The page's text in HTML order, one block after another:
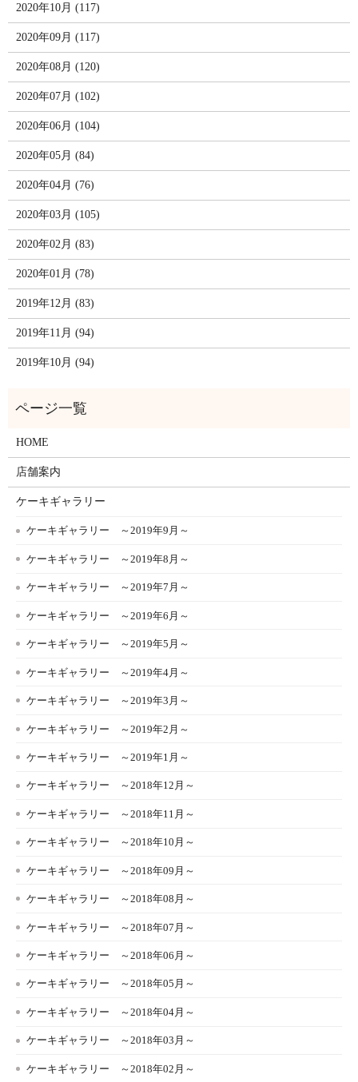
2020年10月 (117)
2020年09月 (117)
2020年08月 (120)
2020年07月 (102)
2020年06月 (104)
2020年05月 (84)
2020年04月 (76)
2020年03月 (105)
2020年02月 (83)
2020年01月 (78)
2019年12月 (83)
2019年11月 (94)
2019年10月 (94)
HOME
店舗案内
ケーキギャラリー
ケーキギャラリー ～2019年9月～
ケーキギャラリー ～2019年8月～
ケーキギャラリー ～2019年7月～
ケーキギャラリー ～2019年6月～
ケーキギャラリー ～2019年5月～
ケーキギャラリー ～2019年4月～
ケーキギャラリー ～2019年3月～
ケーキギャラリー ～2019年2月～
ケーキギャラリー ～2019年1月～
ケーキギャラリー ～2018年12月～
ケーキギャラリー ～2018年11月～
ケーキギャラリー ～2018年10月～
ケーキギャラリー ～2018年09月～
ケーキギャラリー ～2018年08月～
ケーキギャラリー ～2018年07月～
ケーキギャラリー ～2018年06月～
ケーキギャラリー ～2018年05月～
ケーキギャラリー ～2018年04月～
ケーキギャラリー ～2018年03月～
ケーキギャラリー ～2018年02月～